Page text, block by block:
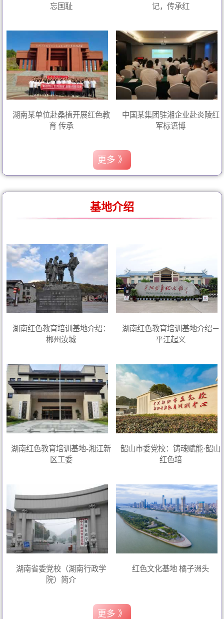
忘国耻
记，传承红
湖南某单位赴桑植开展红色教
育 传承
中国某集团驻湘企业赴炎陵红
军标语博
更多 》
基地介绍
湖南红色教育培训基地介绍：
郴州汝城
湖南红色教育培训基地介绍－
平江起义
湖南红色教育培训基地-湘江新
区工委
韶山市委党校：铸魂赋能·韶山
红色培
湖南省委党校（湖南行政学
院）简介
红色文化基地 橘子洲头
更多 》